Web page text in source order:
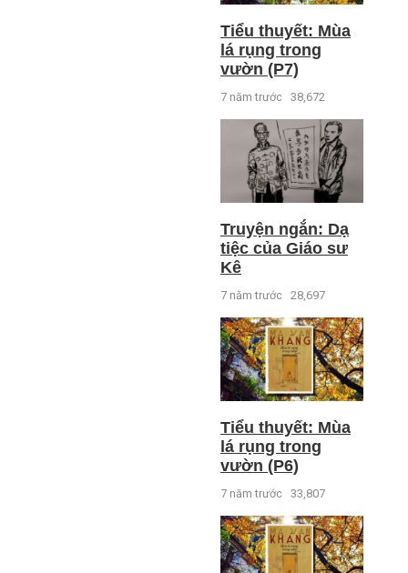
Tiểu thuyết: Mùa
lá rụng trong
vườn (P7)
7 năm trước 38,672
Truyện ngắn: Dạ
tiệc của Giáo sư
Kê
7 năm trước 28,697
Tiểu thuyết: Mùa
lá rụng trong
vườn (P6)
7 năm trước 33,807